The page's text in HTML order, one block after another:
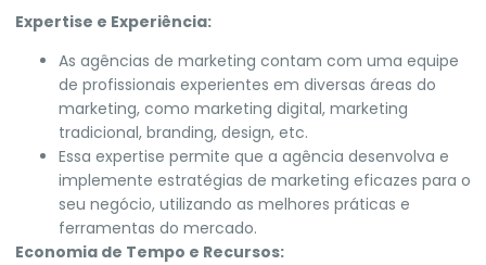
Expertise e Experiência:
As agências de marketing contam com uma equipe
de profissionais experientes em diversas áreas do
marketing, como marketing digital, marketing
tradicional, branding, design, etc.
Essa expertise permite que a agência desenvolva e
implemente estratégias de marketing eficazes para o
seu negócio, utilizando as melhores práticas e
ferramentas do mercado.
Economia de Tempo e Recursos: